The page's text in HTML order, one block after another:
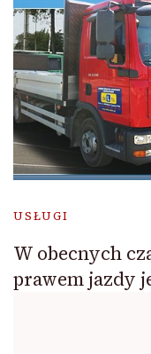
USŁUGI
W obecnych
prawem jazdy